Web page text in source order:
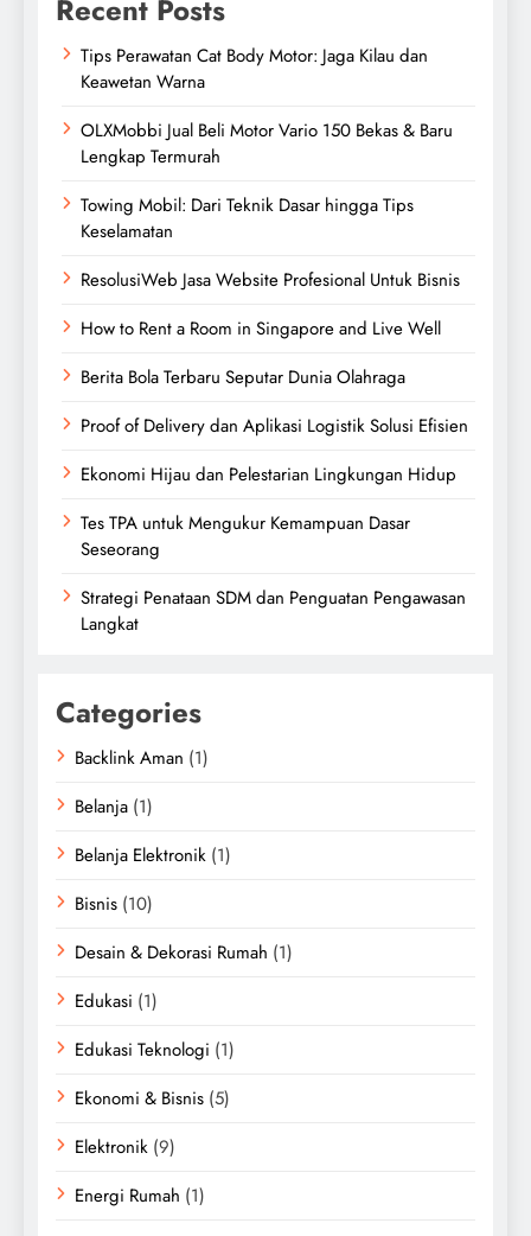
Recent Posts
Tips Perawatan Cat Body Motor: Jaga Kilau dan
Keawetan Warna
OLXMobbi Jual Beli Motor Vario 150 Bekas & Baru
Lengkap Termurah
Towing Mobil: Dari Teknik Dasar hingga Tips
Keselamatan
ResolusiWeb Jasa Website Profesional Untuk Bisnis
How to Rent a Room in Singapore and Live Well
Berita Bola Terbaru Seputar Dunia Olahraga
Proof of Delivery dan Aplikasi Logistik Solusi Efisien
Ekonomi Hijau dan Pelestarian Lingkungan Hidup
Tes TPA untuk Mengukur Kemampuan Dasar
Seseorang
Strategi Penataan SDM dan Penguatan Pengawasan
Langkat
Categories
Backlink Aman (1)
Belanja (1)
Belanja Elektronik (1)
Bisnis (10)
Desain & Dekorasi Rumah (1)
Edukasi (1)
Edukasi Teknologi (1)
Ekonomi & Bisnis (5)
Elektronik (9)
Energi Rumah (1)